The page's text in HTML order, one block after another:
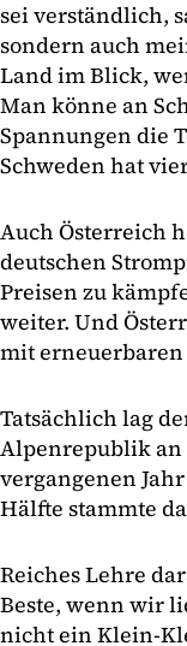
sei verständlich,
sondern auch
Land im Blick,
Man könne an
Spannungen die
Schweden hat
Auch Österreich
deutschen
Preisen zu
weiter. Und
mit
Tatsächlich lag
Alpenrepublik an
vergangenen Jahr
Hälfte stammte
Reiches Lehre
Beste, wenn wir
nicht ein Klein-